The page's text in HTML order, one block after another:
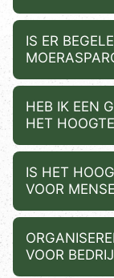
IS ER
HEB IK EEN
HET
IS HET
VOOR
VOOR